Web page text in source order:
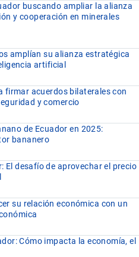
buscando ampliar la alianza
y cooperación en minerales
amplían su alianza estratégica
artificial
firmar acuerdos bilaterales con
y comercio
de Ecuador en 2025:
bananero
El desafío de aprovechar el precio
su relación económica con un
Cómo impacta la economía, el